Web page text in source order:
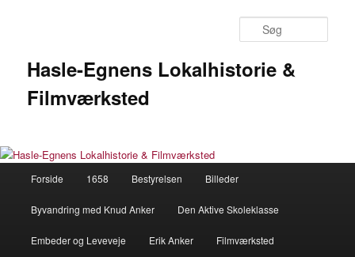
Hasle-Egnens Lokalhistorie &
Filmværksted
Forside 1658 Bestyrelsen Billeder
Byvandring med Knud Anker Den Aktive Skoleklasse
Embeder og Leveveje Erik Anker Filmværksted